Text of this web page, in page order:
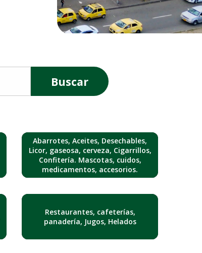
Buscar
Abarrotes, Aceites, Desechables,
Licor, gaseosa, cerveza, Cigarrillos,
Confitería. Mascotas, cuidos,
medicamentos, accesorios.
Restaurantes, cafeterías,
panadería, Jugos, Helados